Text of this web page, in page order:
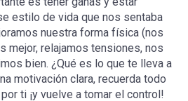
estilo de vida que nos sentaba
nuestra forma física (nos
mejor, relajamos tensiones, nos
bien. ¿Qué es lo que te lleva a
motivación clara, recuerda todo
ti ¡y vuelve a tomar el control!